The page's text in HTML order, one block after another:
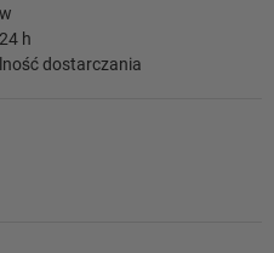
h
dostarczania